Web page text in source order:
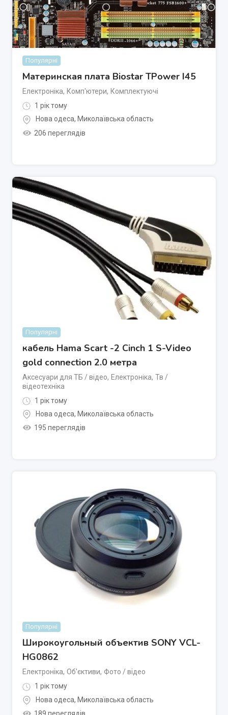
Популярні
Материнская плата Biostar TPower I45
Електроніка, Комп'ютери, Комплектуючі
1 рік тому
Нова одеса, Миколаївська область
206 переглядів
Популярні
кабель Hama Scart -2 Cinch 1 S-Video
gold connection 2.0 метра
Аксесуари для ТБ / відео, Електроніка, Тв /
відеотехніка
1 рік тому
Нова одеса, Миколаївська область
195 переглядів
Популярні
Широкоугольный объектив SONY VCL-
HG0862
Електроніка, Об'єктиви, Фото / відео
1 рік тому
Нова одеса, Миколаївська область